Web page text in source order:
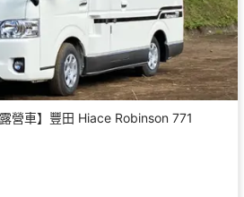
營車】豐田 Hiace Robinson 771